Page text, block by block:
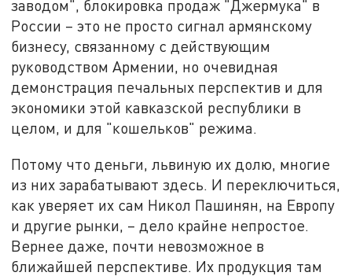
заводом", блокировка продаж "Джермука" в
России – это не просто сигнал армянскому
бизнесу, связанному с действующим
руководством Армении, но очевидная
демонстрация печальных перспектив и для
экономики этой кавказской республики в
целом, и для "кошельков" режима.
Потому что деньги, львиную их долю, многие
из них зарабатывают здесь. И переключиться,
как уверяет их сам Никол Пашинян, на Европу
и другие рынки, – дело крайне непростое.
Вернее даже, почти невозможное в
ближайшей перспективе. Их продукция там